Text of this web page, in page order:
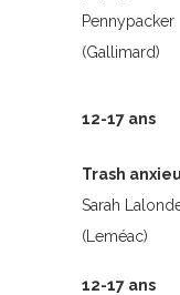
Pennypacker
(Gallimard)
12-17 ans
Trash
Sarah
(Leméac)
12-17 ans